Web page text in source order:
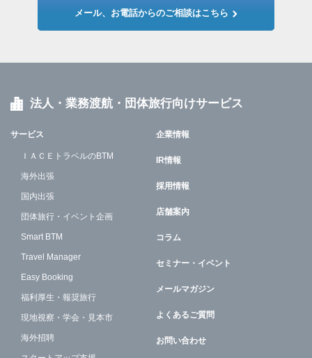
メール、お電話からのご相談はこちら
法人・業務渡航・団体旅行向けサービス
サービス
ＩＡＣＥトラベルのBTM
海外出張
国内出張
団体旅行・イベント企画
Smart BTM
Travel Manager
Easy Booking
福利厚生・報奨旅行
現地視察・学会・見本市
海外招聘
企業情報
IR情報
採用情報
店舗案内
コラム
セミナー・イベント
メールマガジン
よくあるご質問
お問い合わせ